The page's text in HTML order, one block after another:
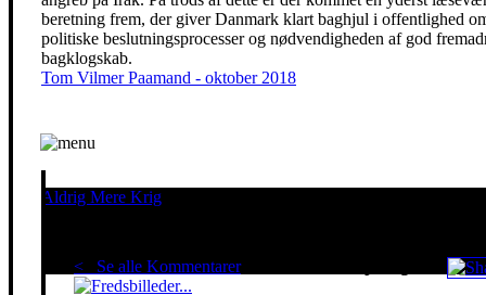
beretning frem, der giver Danmark klart baghjul i offentlighed
politiske beslutningsprocesser og nødvendigheden af god
bagklogskab.
Tom Vilmer Paamand - oktober 2018
Aldrig Mere Krig
< Se alle KommentarerRed klimaet - stop krigen!